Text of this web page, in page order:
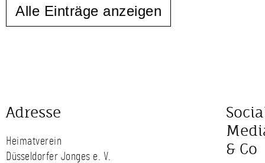
Alle Einträge anzeigen
Adresse
Heimatverein
Düsseldorfer Jonges e. V.
& Co